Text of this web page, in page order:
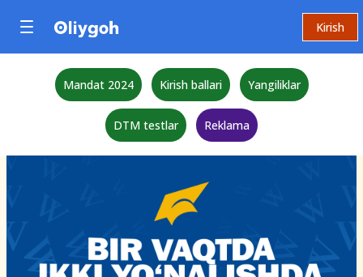
Kirish
Mandat 2024 Kirish ballari Yangiliklar
DTM testlar Reklama